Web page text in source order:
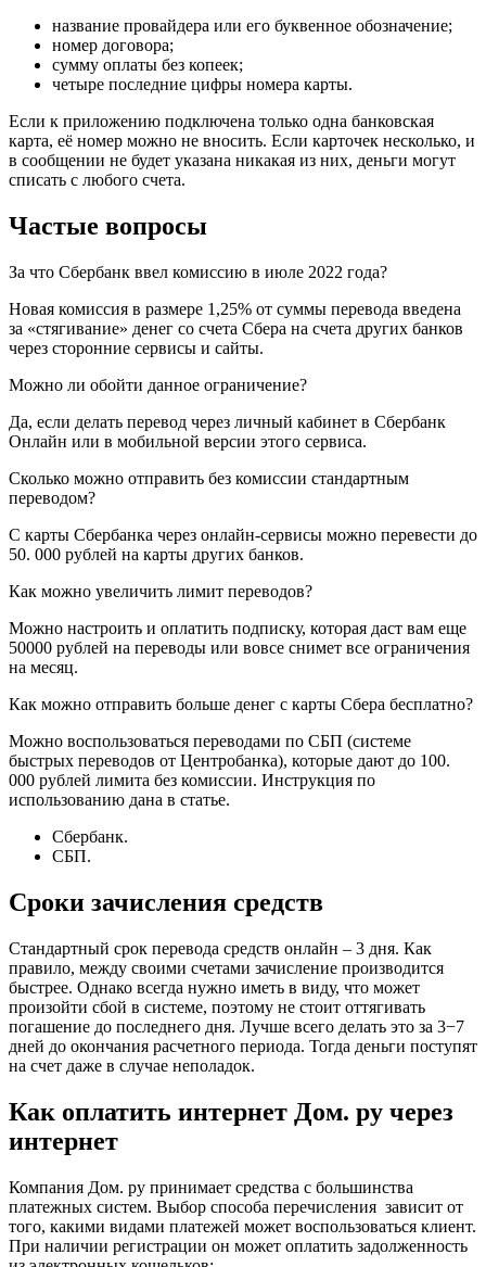
название провайдера или его буквенное обозначение;
номер договора;
сумму оплаты без копеек;
четыре последние цифры номера карты.
Если к приложению подключена только одна банковская
карта, её номер можно не вносить. Если карточек несколько, и
в сообщении не будет указана никакая из них, деньги могут
списать с любого счета.
Частые вопросы
За что Сбербанк ввел комиссию в июле 2022 года?
Новая комиссия в размере 1,25% от суммы перевода введена
за «стягивание» денег со счета Сбера на счета других банков
через сторонние сервисы и сайты.
Можно ли обойти данное ограничение?
Да, если делать перевод через личный кабинет в Сбербанк
Онлайн или в мобильной версии этого сервиса.
Сколько можно отправить без комиссии стандартным
переводом?
С карты Сбербанка через онлайн-сервисы можно перевести до
50. 000 рублей на карты других банков.
Как можно увеличить лимит переводов?
Можно настроить и оплатить подписку, которая даст вам еще
50000 рублей на переводы или вовсе снимет все ограничения
на месяц.
Как можно отправить больше денег с карты Сбера бесплатно?
Можно воспользоваться переводами по СБП (системе
быстрых переводов от Центробанка), которые дают до 100.
000 рублей лимита без комиссии. Инструкция по
использованию дана в статье.
Сбербанк.
СБП.
Сроки зачисления средств
Стандартный срок перевода средств онлайн – 3 дня. Как
правило, между своими счетами зачисление производится
быстрее. Однако всегда нужно иметь в виду, что может
произойти сбой в системе, поэтому не стоит оттягивать
погашение до последнего дня. Лучше всего делать это за 3−7
дней до окончания расчетного периода. Тогда деньги поступят
на счет даже в случае неполадок.
Как оплатить интернет Дом. ру через
интернет
Компания Дом. ру принимает средства с большинства
платежных систем. Выбор способа перечисления зависит от
того, какими видами платежей может воспользоваться клиент.
При наличии регистрации он может оплатить задолженность